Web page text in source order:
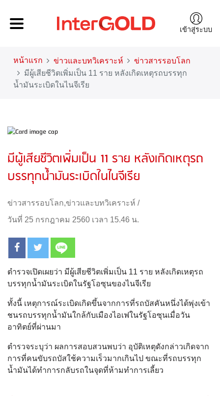
เข้าสู่ระบบ
หน้าแรก ข่าวและบทวิเคราะห์
ข่าวสารรอบโลก
มีผู้เสียชีวิตเพิ่มเป็น 11 ราย หลังเกิดเหตุรถบรรทุก
น้ำมันระเบิดในไนจีเรีย
มีผู้เสียชีวิตเพิ่มเป็น 11 ราย หลังเกิดเหตุรถ
บรรทุกน้ำมันระเบิดในไนจีเรีย
ข่าวสารรอบโลก,ข่าวและบทวิเคราะห์ /
วันที่ 25 กรกฎาคม 2560 เวลา 15.46 น.
ตำรวจเปิดเผยว่า มีผู้เสียชีวิตเพิ่มเป็น 11 ราย หลังเกิดเหตุรถ
บรรทุกน้ำมันระเบิดในรัฐโอซุนของไนจีเรีย
ทั้งนี้ เหตุการณ์ระเบิดเกิดขึ้นจากการที่รถบัสคันหนึ่งได้พุ่งเข้า
ชนรถบรรทุกน้ำมันใกล้กับเมืองไอเฟในรัฐโอซุนเมื่อวัน
อาทิตย์ที่ผ่านมา
ตำรวจระบุว่า ผลการสอบสวนพบว่า อุบัติเหตุดังกล่าวเกิดจาก
การที่คนขับรถบัสใช้ความเร็วมากเกินไป ขณะที่รถบรรทุก
น้ำมันได้ทำการกลับรถในจุดที่ห้ามทำการเลี้ยว